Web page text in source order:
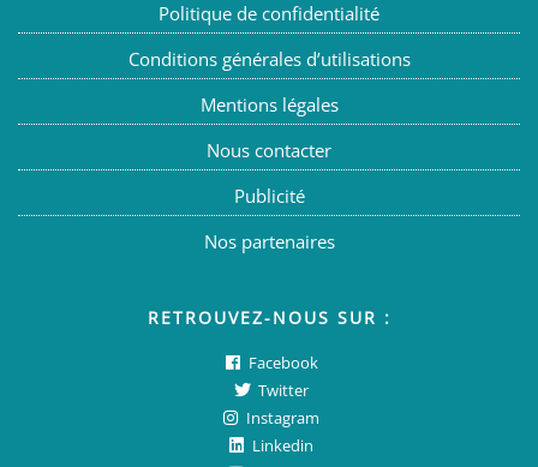
Politique de confidentialité
Conditions générales d’utilisations
Mentions légales
Nous contacter
Publicité
Nos partenaires
RETROUVEZ-NOUS SUR :
Facebook
Twitter
Instagram
Linkedin